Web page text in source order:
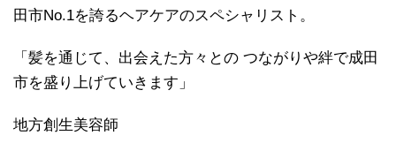
田市No.1を誇るヘアケアのスペシャリスト。
「髪を通じて、出会えた方々との つながりや絆で成田
市を盛り上げていきます」
地方創生美容師